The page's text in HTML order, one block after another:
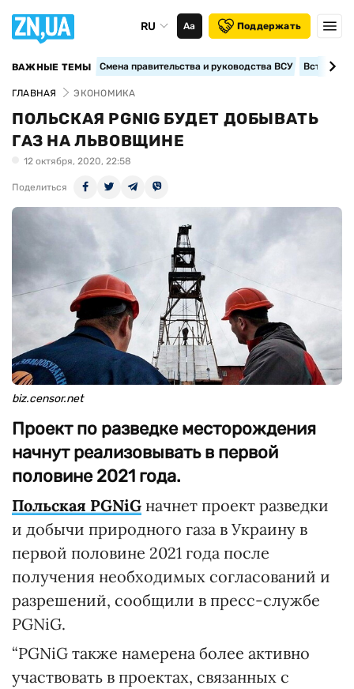
RU Аа Поддержать
ВАЖНЫЕ ТЕМЫ Смена правительства и руководства ВСУ
ГЛАВНАЯ ЭКОНОМИКА
ПОЛЬСКАЯ PGNIG БУДЕТ ДОБЫВАТЬ
ГАЗ НА ЛЬВОВЩИНЕ
12 октября, 2020, 22:58
Поделиться
biz.censor.net
Проект по разведке месторождения
начнут реализовывать в первой
половине 2021 года.
Польская PGNiG начнет проект разведки
и добычи природного газа в Украину в
первой половине 2021 года после
получения необходимых согласований и
разрешений, сообщили в пресс-службе
PGNiG.
“PGNiG также намерена более активно
участвовать в проектах, связанных с